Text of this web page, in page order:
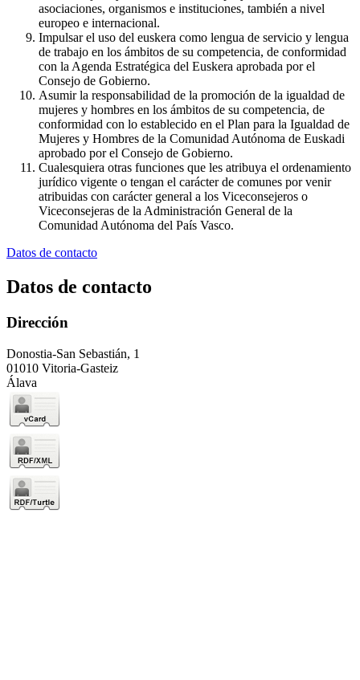
asociaciones, organismos e instituciones, también a nivel
europeo e internacional.
Impulsar el uso del euskera como lengua de servicio y lengua
de trabajo en los ámbitos de su competencia, de conformidad
con la Agenda Estratégica del Euskera aprobada por el
Consejo de Gobierno.
Asumir la responsabilidad de la promoción de la igualdad de
mujeres y hombres en los ámbitos de su competencia, de
conformidad con lo establecido en el Plan para la Igualdad de
Mujeres y Hombres de la Comunidad Autónoma de Euskadi
aprobado por el Consejo de Gobierno.
Cualesquiera otras funciones que les atribuya el ordenamiento
jurídico vigente o tengan el carácter de comunes por venir
atribuidas con carácter general a los Viceconsejeros o
Viceconsejeras de la Administración General de la
Comunidad Autónoma del País Vasco.
Datos de contacto
Datos de contacto
Dirección
Donostia-San Sebastián, 1
01010 Vitoria-Gasteiz
Álava